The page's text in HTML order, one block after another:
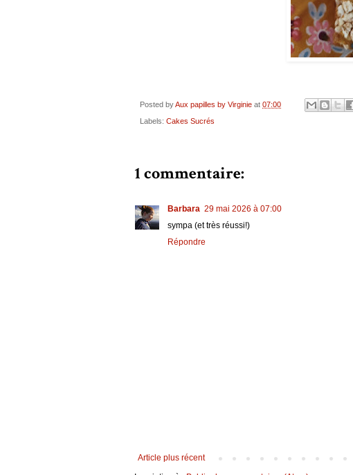
Posted byAux papilles by Virginie at 07:00
Labels: Cakes Sucrés
1 commentaire:
Barbara 29 mai 2026 à 07:00
sympa (et très réussi!)
Répondre
Article plus récent